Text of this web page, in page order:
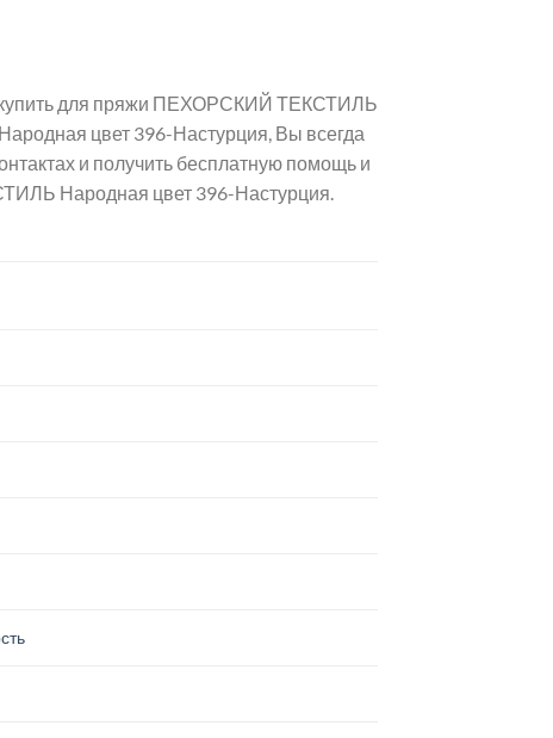
купить для пряжи ПЕХОРСКИЙ ТЕКСТИЛЬ
цвет 396-Настурция, Вы всегда
и получить бесплатную помощь и
Народная цвет 396-Настурция.